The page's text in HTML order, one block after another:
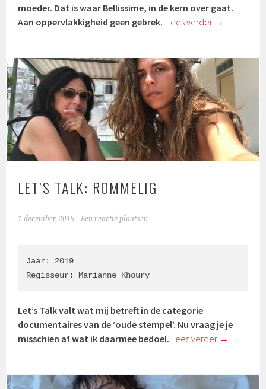
moeder. Dat is waar Bellissime, in de kern over gaat.
Aan oppervlakkigheid geen gebrek. Lees verder →
LET’S TALK: ROMMELIG
1 december 2019 Een reactie plaatsen
Jaar: 2019
Regisseur: Marianne Khoury
Let’s Talk valt wat mij betreft in de categorie
documentaires van de ‘oude stempel’. Nu vraag je je
misschien af wat ik daarmee bedoel. Lees verder →